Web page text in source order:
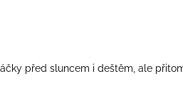
před sluncem i deštěm, ale